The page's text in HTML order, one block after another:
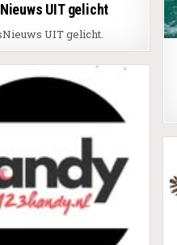
UIT gelicht
UIT gelicht.